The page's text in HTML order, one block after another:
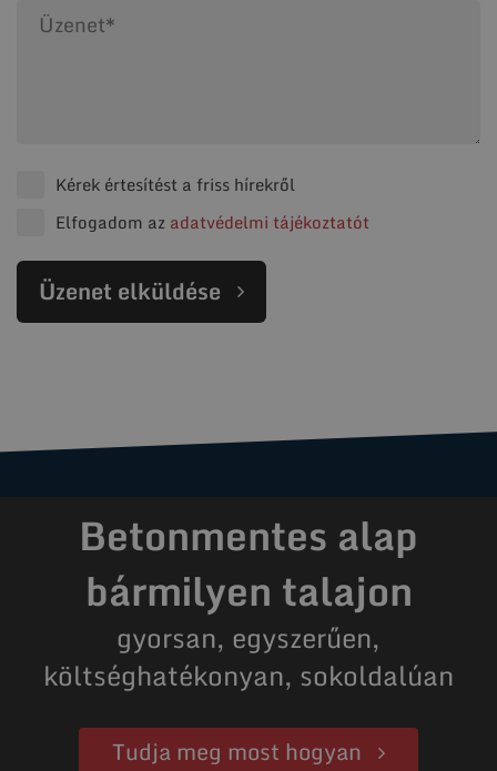
Kérek értesítést a friss hírekről
Elfogadom az adatvédelmi tájékoztatót
Üzenet elküldése
Betonmentes alap
bármilyen talajon
gyorsan, egyszerűen,
költséghatékonyan, sokoldalúan
Tudja meg most hogyan